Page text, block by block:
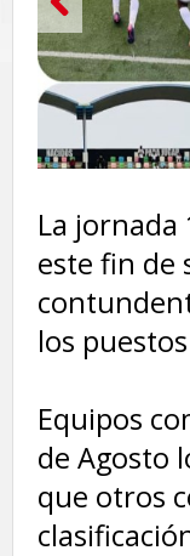
‎La jornada
este fin de
los
‎Equipos
de Agosto
que otros